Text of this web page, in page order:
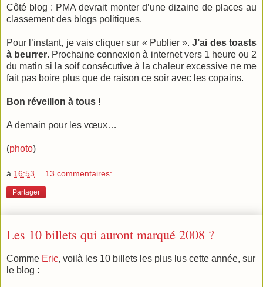
Côté blog : PMA devrait monter d’une dizaine de places au
classement des blogs politiques.
Pour l’instant, je vais cliquer sur « Publier ».J’ai des toasts
à beurrer. Prochaine connexion à internet vers 1 heure ou 2
du matin si la soif consécutive à la chaleur excessive ne me
fait pas boire plus que de raison ce soir avec les copains.
Bon réveillon à tous !
A demain pour les vœux…
(photo)
à 16:53 13 commentaires:
Partager
Les 10 billets qui auront marqué 2008 ?
Comme Eric, voilà les 10 billets les plus lus cette année, sur
le blog :